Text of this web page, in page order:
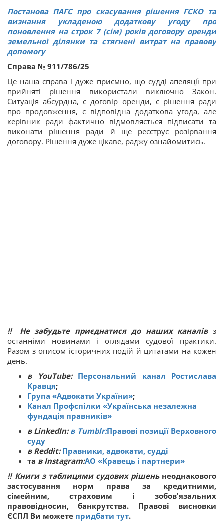
Постанова ПАГС про скасування рішення ГСКО та
визнання укладеною додаткову угоду про
поновлення на строк 7 (сім) років договору оренди
земельної ділянки та стягнені витрат на правову
допомогу
Справа № 911/786/25
Це наша справа і дуже приємно, що судді апеляції при
прийняті рішення використали виключно Закон.
Ситуація абсурдна, є договір оренди, є рішення ради
про продовження, є відповідна додаткова угода, але
керівник ради фактично відмовляється підписати та
виконати рішення ради й ще реєструє розірвання
договору. Рішення дуже цікаве, раджу ознайомитись.
‼ Не забудьте приєднатися до наших каналівз
останніми новинами і оглядами судової практики.
Разом з описом історичних подій й цитатами на кожен
день.
в YouTube: Персональний канал Ростислава
Кравця;
Група «Адвокати України»;
Канал Профспілки «Українська незалежна
фундація правників»
в LinkedIn:в Tumblr:Правові позиції Верховного
суду
в Reddit:Правники, адвокати, судді
та в Instagram:АО «Кравець і партнери»
‼ Книги з таблицями судових рішеньнеоднакового
застосування норм права за кредитними,
сімейним, страховим і зобов'язальних
правовідносин, банкрутства. Правові висновки
ЄСПЛ Ви можете придбати тут.